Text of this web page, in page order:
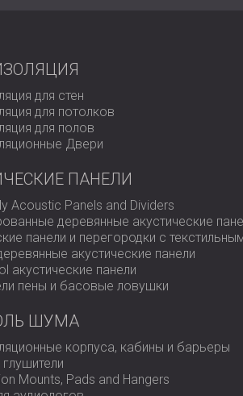
для стен
для потолков
для полов
Двери
ПАНЕЛИ
Acoustic Panels and Dividers
деревянные акустические
панели и перегородки с
акустические панели
акустические панели
пены и басовые ловушки
ШУМА
корпуса, кабины и барьеры
Mounts, Pads and Hangers